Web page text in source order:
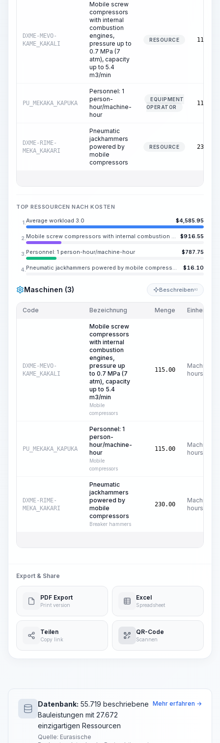
DXME-MEVO-
KAME_KAKALI
Mobile screw
compressors
with internal
combustion
engines,
pressure up to
0.7 MPa (7
atm), capacity
up to 5.4
m3/min
RESOURCE 115.00
PU_MEKAKA_KAPUKA
Personnel: 1
person-
hour/machine-
hour
EQUIPMENT
OPERATOR
115.00
DXME-RIME-
MEKA_KAKARI
Pneumatic
jackhammers
powered by
mobile
compressors
RESOURCE 230.00
TOP RESSOURCEN NACH KOSTEN
1. Average workload 3.0 $4,585.95
2. Mobile screw compressors with internal combustion engines, pressure up to 0.7 MPa (7 atm), capacity up to 5.4 m3/min $916.55
3. Personnel: 1 person-hour/machine-hour $787.75
4. Pneumatic jackhammers powered by mobile compressors $16.10
Maschinen (3) Beschreiben KI
Code Bezeichnung Menge Einheit
DXME-MEVO-
KAME_KAKALI
Mobile screw
compressors
with internal
combustion
engines,
pressure up
to 0.7 MPa (7
atm), capacity
up to 5.4
m3/min
Mobile
compressors
115.00
Machine
hours
PU_MEKAKA_KAPUKA
Personnel: 1
person-
hour/machine-
hour
Mobile
compressors
115.00
Machine
hours
DXME-RIME-
MEKA_KAKARI
Pneumatic
jackhammers
powered by
mobile
compressors
Breaker hammers
230.00
Machine
hours
Export & Share
PDF Export
Print version
Excel
Spreadsheet
Teilen
Copy link
QR-Code
Scannen
Datenbank: 55.719 beschriebene
Bauleistungen mit 27.672
einzigartigen Ressourcen
Quelle: Eurasische
Mehr erfahren →